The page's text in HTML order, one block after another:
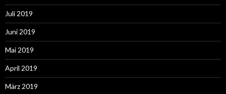
Juli 2019
Juni 2019
Mai 2019
April 2019
März 2019